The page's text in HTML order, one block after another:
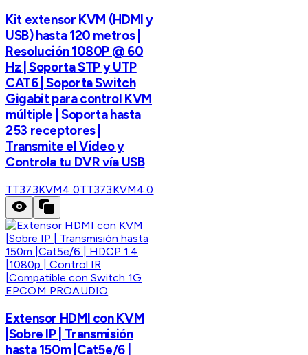
Kit extensor KVM (HDMI y
USB) hasta 120 metros |
Resolución 1080P @ 60
Hz | Soporta STP y UTP
CAT6 | Soporta Switch
Gigabit para control KVM
múltiple | Soporta hasta
253 receptores |
Transmite el Video y
Controla tu DVR vía USB
TT373KVM4.0TT373KVM4.0
EPCOM PROAUDIO
Extensor HDMI con KVM
|Sobre IP | Transmisión
hasta 150m |Cat5e/6 |